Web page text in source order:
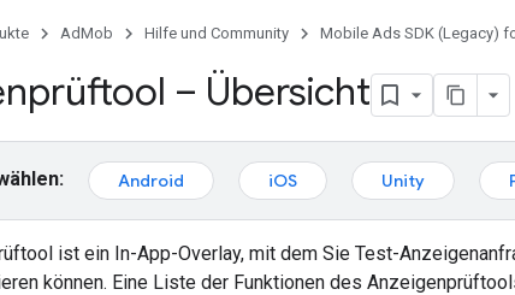
AdMob Hilfe und Community Mobile Ads SDK (Legacy)
– Übersicht
Android iOS Unity
ist ein In-App-Overlay, mit dem Sie Test-
können. Eine Liste der Funktionen des